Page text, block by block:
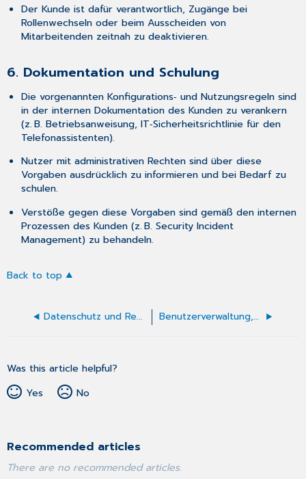
Der Kunde ist dafür verantwortlich, Zugänge bei
Rollenwechseln oder beim Ausscheiden von
Mitarbeitenden zeitnah zu deaktivieren.
6. Dokumentation und Schulung
Die vorgenannten Konfigurations‑ und Nutzungsregeln sind
in der internen Dokumentation des Kunden zu verankern
(z. B. Betriebsanweisung, IT‑Sicherheitsrichtlinie für den
Telefonassistenten).
Nutzer mit administrativen Rechten sind über diese
Vorgaben ausdrücklich zu informieren und bei Bedarf zu
schulen.
Verstöße gegen diese Vorgaben sind gemäß den internen
Prozessen des Kunden (z. B. Security Incident
Management) zu behandeln.
Back to top
Datenschutz und Regelkonformität (Compliance) Benutzerverwaltung, Rollen und Rechte
Was this article helpful?
Yes
No
Recommended articles
There are no recommended articles.